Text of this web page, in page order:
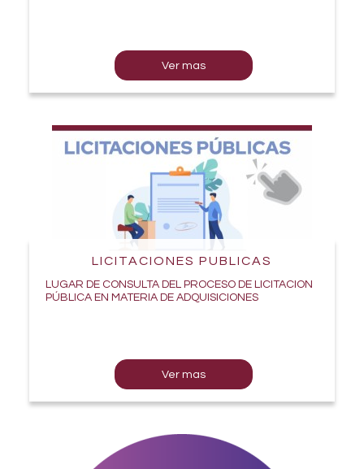
Ver mas
LICITACIONES PUBLICAS
LUGAR DE CONSULTA DEL PROCESO DE LICITACION
PÚBLICA EN MATERIA DE ADQUISICIONES
Ver mas